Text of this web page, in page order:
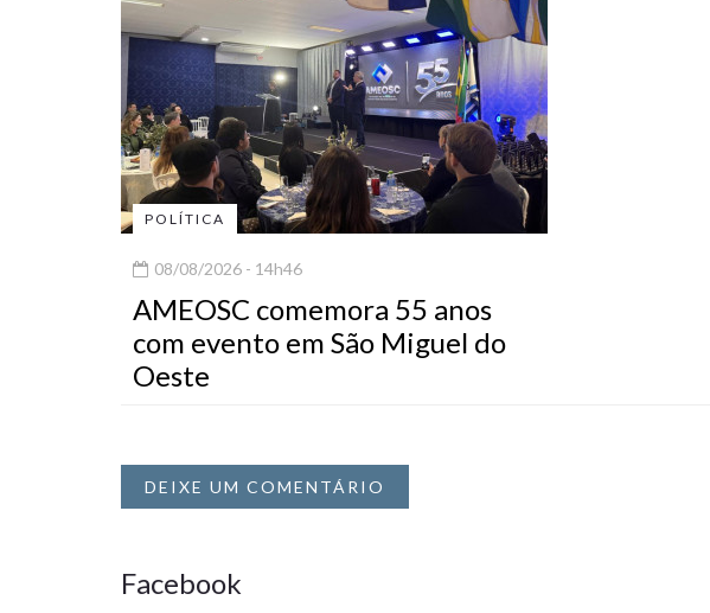
POLÍTICA
08/08/2026 - 14h46
AMEOSC comemora 55 anos
com evento em São Miguel do
Oeste
DEIXE UM COMENTÁRIO
Facebook